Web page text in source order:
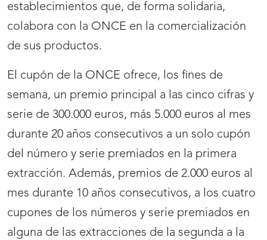
establecimientos que, de forma solidaria,
colabora con la ONCE en la comercialización
de sus productos.
El cupón de la ONCE ofrece, los fines de
semana, un premio principal a las cinco cifras y
serie de 300.000 euros, más 5.000 euros al mes
durante 20 años consecutivos a un solo cupón
del número y serie premiados en la primera
extracción. Además, premios de 2.000 euros al
mes durante 10 años consecutivos, a los cuatro
cupones de los números y serie premiados en
alguna de las extracciones de la segunda a la